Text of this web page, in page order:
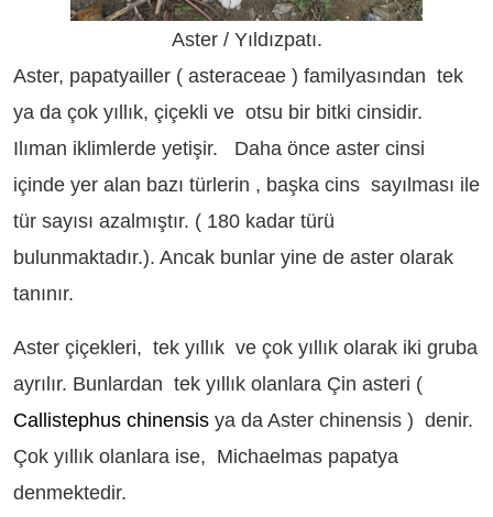
Aster / Yıldızpatı.
Aster, papatyailler ( asteraceae ) familyasından tek
ya da çok yıllık, çiçekli ve otsu bir bitki cinsidir.
Ilıman iklimlerde yetişir. Daha önce aster cinsi
içinde yer alan bazı türlerin , başka cins sayılması ile
tür sayısı azalmıştır. ( 180 kadar türü
bulunmaktadır.). Ancak bunlar yine de aster olarak
tanınır.
Aster çiçekleri, tek yıllık ve çok yıllık olarak iki gruba
ayrılır. Bunlardan tek yıllık olanlara Çin asteri (
Callistephus chinensis ya da Aster chinensis ) denir.
Çok yıllık olanlara ise, Michaelmas papatya
denmektedir.